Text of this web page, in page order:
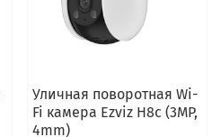
Уличная поворотная Wi-
Fi камера Ezviz H8c (3MP,
4mm)